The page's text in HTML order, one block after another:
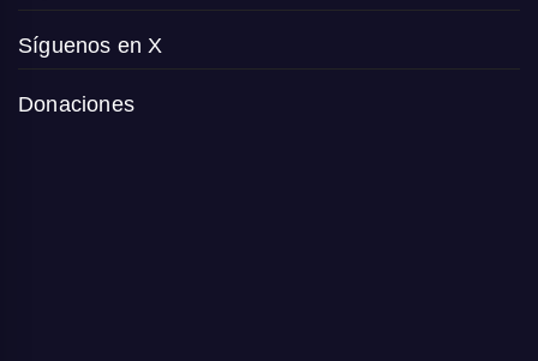
Síguenos en X
Donaciones